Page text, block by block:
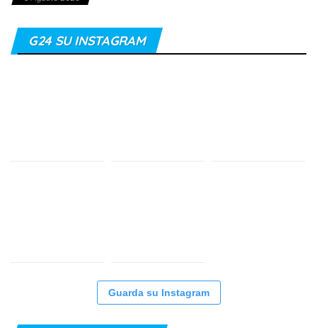
G24 SU INSTAGRAM
Guarda su Instagram